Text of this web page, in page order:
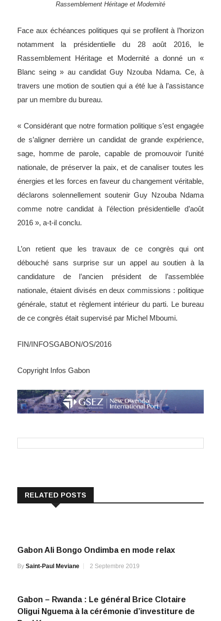
Rassemblement Héritage et Modernité
Face aux échéances politiques qui se profilent à l’horizon
notamment la présidentielle du 28 août 2016, le
Rassemblement Héritage et Modernité a donné un «
Blanc seing » au candidat Guy Nzouba Ndama. Ce, à
travers une motion de soutien qui a été lue à l’assistance
par un membre du bureau.
« Considérant que notre formation politique s’est engagée
de s’aligner derrière un candidat de grande expérience,
sage, homme de parole, capable de promouvoir l’unité
nationale, de préserver la paix, et de canaliser toutes les
énergies et les forces en faveur du changement véritable,
déclarons solennellement soutenir Guy Nzouba Ndama
comme notre candidat à l’élection présidentielle d’août
2016 », a-t-il conclu.
L’on retient que les travaux de ce congrès qui ont
débouché sans surprise sur un appel au soutien à la
candidature de l’ancien président de l’assemblée
nationale, étaient divisés en deux commissions : politique
générale, statut et règlement intérieur du parti. Le bureau
de ce congrès était supervisé par Michel Mboumi.
FIN/INFOSGABON/OS/2016
Copyright Infos Gabon
RELATED POSTS
Gabon Ali Bongo Ondimba en mode relax
By Saint-Paul Meviane 2 Septembre 2019
Gabon – Rwanda : Le général Brice Clotaire
Oligui Nguema à la cérémonie d’investiture de